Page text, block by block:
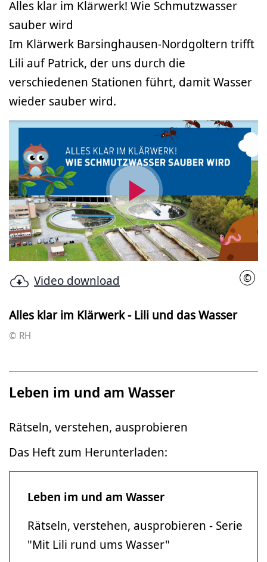
Alles klar im Klärwerk! Wie Schmutzwasser
sauber wird
Im Klärwerk Barsinghausen-Nordgoltern trifft
Lili auf Patrick, der uns durch die
verschiedenen Stationen führt, damit Wasser
wieder sauber wird.
Video
abspielen
©RH
Video download
Alles klar im Klärwerk - Lili und das Wasser
© RH
Leben im und am Wasser
Rätseln, verstehen, ausprobieren
Das Heft zum Herunterladen:
Leben im und am Wasser
Rätseln, verstehen, ausprobieren - Serie
"Mit Lili rund ums Wasser"